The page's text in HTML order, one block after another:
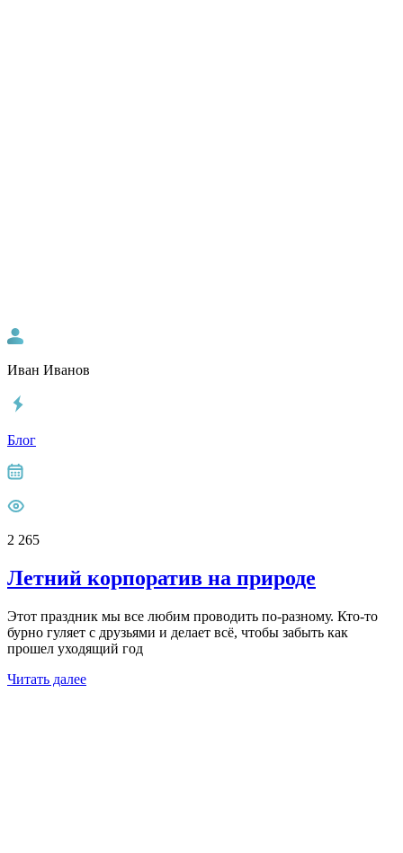
Иван Иванов
Блог
2 265
Летний корпоратив на природе
Этот праздник мы все любим проводить по-разному. Кто-то
бурно гуляет с друзьями и делает всё, чтобы забыть как
прошел уходящий год
Читать далее